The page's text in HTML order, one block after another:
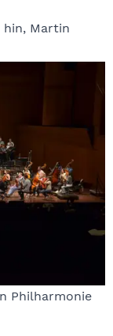
hin, Martin
Philharmonie